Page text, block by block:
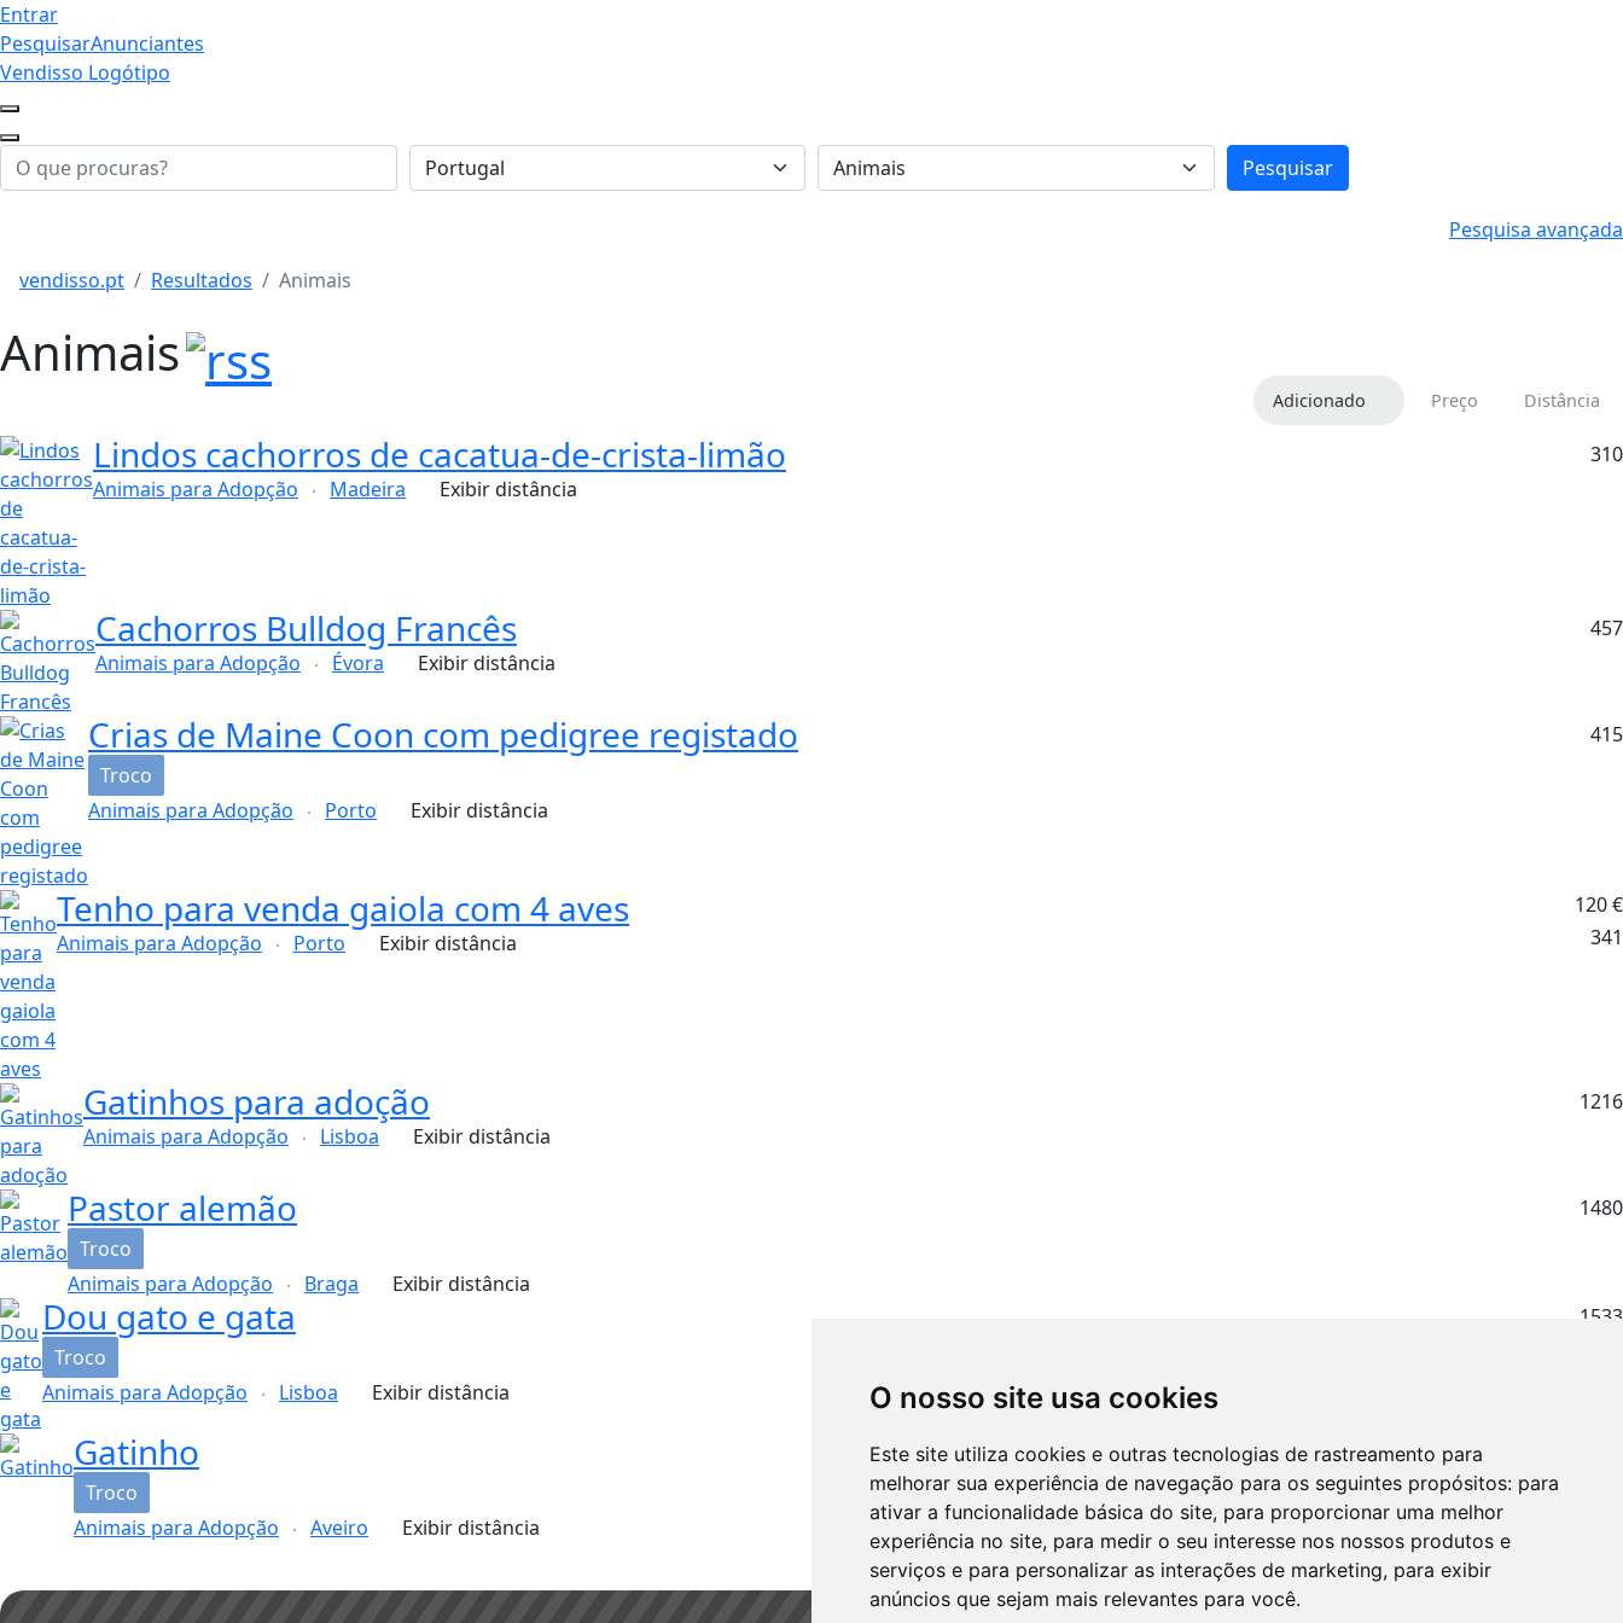
O nosso site usa cookies
Este site utiliza cookies e outras tecnologias de rastreamento para
melhorar sua experiência de navegação para os seguintes propósitos: para
ativar a funcionalidade básica do site, para proporcionar uma melhor
experiência no site, para medir o seu interesse nos nossos produtos e
serviços e para personalizar as interações de marketing, para exibir
anúncios que sejam mais relevantes para você.
Entrar
PesquisarAnunciantes
Vendisso Logótipo
Pesquisar
Pesquisa avançada
vendisso.pt
Resultados Animais
Animais
Adicionado Preço Distância
Lindos cachorros de cacatua-de-crista-limão
Animais para Adopção Madeira Exibir distância
310
Cachorros Bulldog Francês
Animais para Adopção Évora Exibir distância
457
Crias de Maine Coon com pedigree registado
Troco
Animais para Adopção
Porto Exibir distância
415
Tenho para venda gaiola com 4 aves
Animais para Adopção Porto Exibir distância
120€
341
Gatinhos para adoção
Animais para Adopção Lisboa Exibir distância
1216
Pastor alemão
Troco
Animais para Adopção
Braga Exibir distância
1480
Dou gato e gata
Troco
Animais para Adopção
Lisboa Exibir distância
1533
Gatinho
Troco
Animais para Adopção
Aveiro Exibir distância